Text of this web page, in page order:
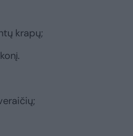
krapų;